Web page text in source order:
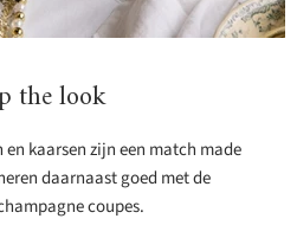
the look
en kaarsen zijn een match made
daarnaast goed met de
coupes.